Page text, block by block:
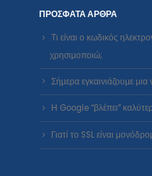
ΠΡΌΣΦΑΤΑ ΆΡΘΡΑ
Τι είναι ο κωδικός
χρησιμοποιώ;
Σήμερα εγκαινιάζουμε μια
Η Google “βλέπει”
Γιατί το SSL είναι